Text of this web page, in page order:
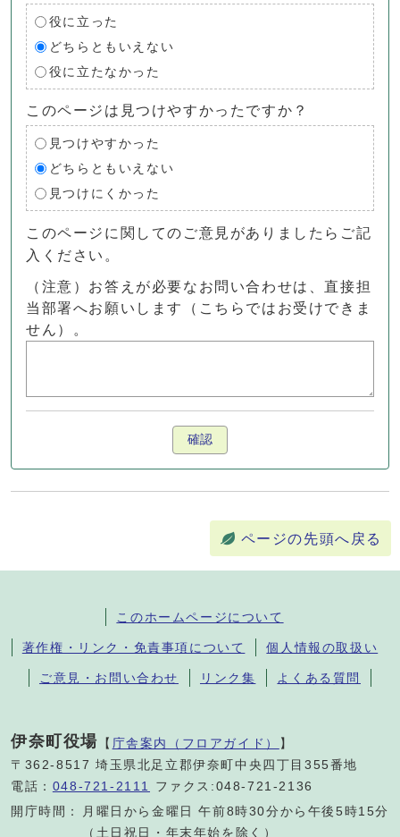
役に立った
どちらともいえない
役に立たなかった
このページは見つけやすかったですか？
見つけやすかった
どちらともいえない
見つけにくかった
このページに関してのご意見がありましたらご記
入ください。
（注意）お答えが必要なお問い合わせは、直接担
当部署へお願いします（こちらではお受けできま
せん）。
確認
ページの先頭へ戻る
このホームページについて
著作権・リンク・免責事項について 個人情報の取扱い
ご意見・お問い合わせ リンク集 よくある質問
伊奈町役場 【 庁舎案内（フロアガイド） 】
〒362-8517 埼玉県北足立郡伊奈町中央四丁目355番地
電話： 048-721-2111
ファクス:048-721-2136
開庁時間：
月曜日から金曜日 午前8時30分から午後5時15分
（土日祝日・年末年始を除く）